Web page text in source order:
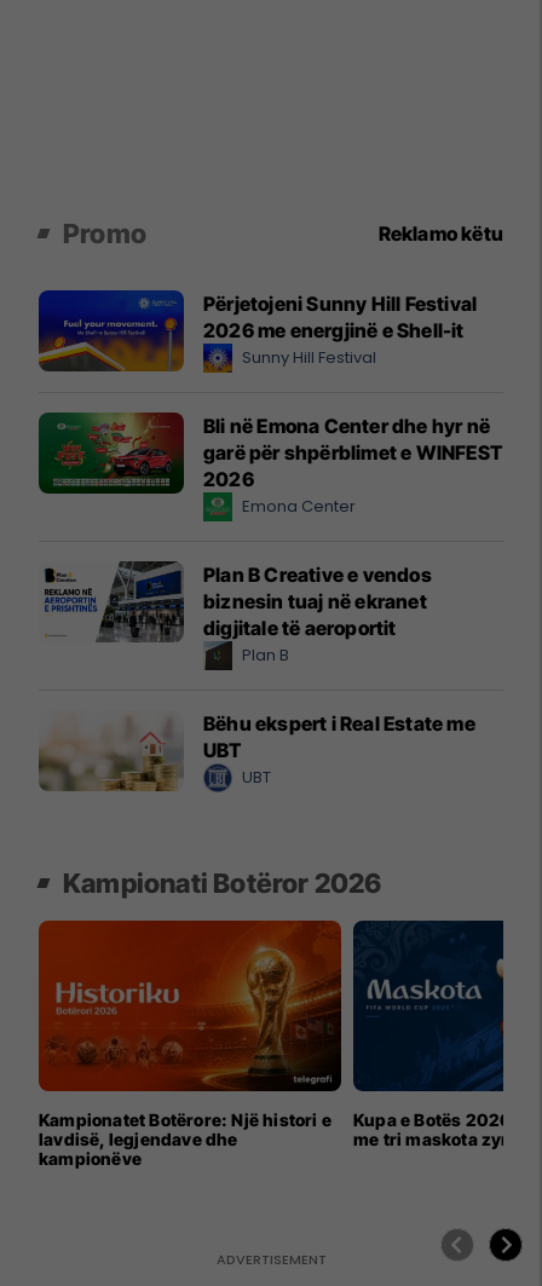
Promo Reklamo këtu
Përjetojeni Sunny Hill Festival
2026 me energjinë e Shell-it
Sunny Hill Festival
Bli në Emona Center dhe hyr në
garë për shpërblimet e WINFEST
2026
Emona Center
Plan B Creative e vendos
biznesin tuaj në ekranet
digjitale të aeroportit
Plan B
Bëhu ekspert i Real Estate me
UBT
UBT
Kampionati Botëror 2026
Kampionatet Botërore: Një histori e
lavdisë, legjendave dhe
kampionëve
Kupa e Botës 2026
me tri maskota zyrtare